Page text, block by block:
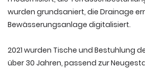
wurden grundsaniert, die Drainage
Bewässerungsanlage digitalisiert.
2021 wurden Tische und Bestuhlung
über 30 Jahren, passend zur